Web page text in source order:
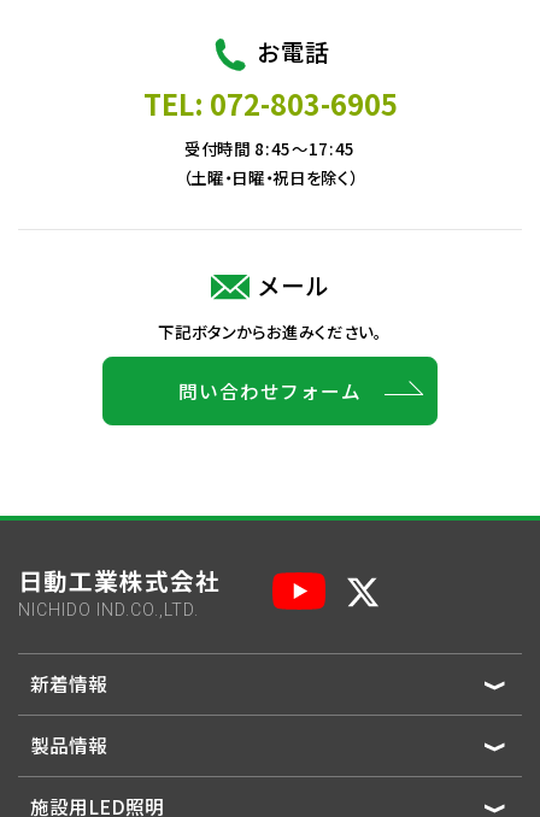
お電話
TEL: 072-803-6905
受付時間 8:45～17:45
（土曜・日曜・祝日を除く）
メール
下記ボタンからお進みください。
問い合わせフォーム
日動工業株式会社
NICHIDO IND.CO.,LTD.
新着情報
製品情報
施設用LED照明